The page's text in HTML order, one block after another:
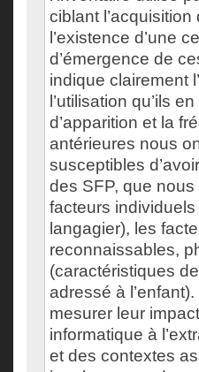
ciblant
l’existence d’une
d’émergence de
indique clairement
l’utilisation qu’ils
d’apparition et la
antérieures nous
susceptibles
des SFP, que
facteurs
langagier), les
reconnaissables,
(caractéristiques
adressé à
mesurer leur
informatique à
et des contextes